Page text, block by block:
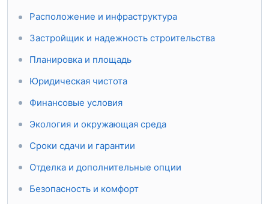
Расположение и инфраструктура
Застройщик и надежность строительства
Планировка и площадь
Юридическая чистота
Финансовые условия
Экология и окружающая среда
Сроки сдачи и гарантии
Отделка и дополнительные опции
Безопасность и комфорт